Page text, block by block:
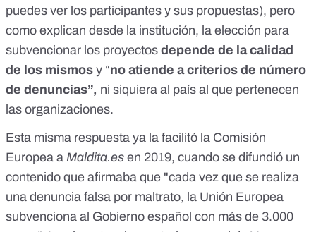
puedes ver los participantes y sus propuestas), pero
como explican desde la institución, la elección para
subvencionar los proyectos depende de la calidad
de los mismos y “no atiende a criterios de número
de denuncias”, ni siquiera al país al que pertenecen
las organizaciones.
Esta misma respuesta ya la facilitó la Comisión
Europea a Maldita.es en 2019, cuando se difundió un
contenido que afirmaba que "cada vez que se realiza
una denuncia falsa por maltrato, la Unión Europea
subvenciona al Gobierno español con más de 3.000